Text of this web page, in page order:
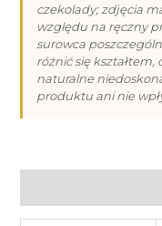
Babci
Dziadka
czekolady; zdjęcia
względu na ręczny
surowca
różnić się
naturalne
produktu ani nie